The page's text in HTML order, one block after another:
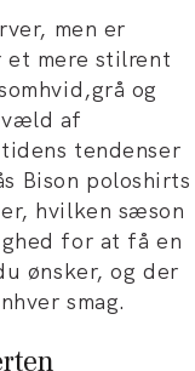
men er
mere stilrent
hvid,grå og
væld af
tendenser
Bison poloshirts
hvilken sæson
for at få en
ønsker, og der
smag.